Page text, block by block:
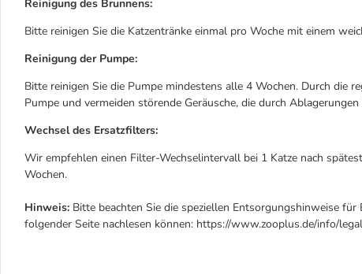
Reinigung des Brunnens:
Bitte reinigen Sie die Katzentränke einmal pro Woche mit einem
Reinigung der Pumpe:
Bitte reinigen Sie die Pumpe mindestens alle 4 Wochen. Durch die
Pumpe und vermeiden störende Geräusche, die durch
Wechsel des Ersatzfilters:
Wir empfehlen einen Filter-Wechselintervall bei 1 Katze nach
Wochen.
Hinweis: Bitte beachten Sie die speziellen Entsorgungshinweise
folgender Seite nachlesen können: https://www.zooplus.de/info/